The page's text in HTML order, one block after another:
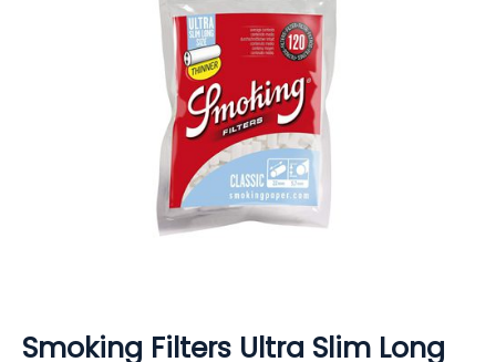
Smoking Filters Ultra Slim Long